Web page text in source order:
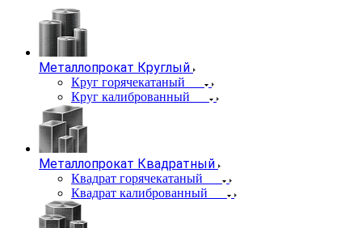
Металлопрокат Круглый
Круг горячекатаный
Круг калиброванный
Металлопрокат Квадратный
Квадрат горячекатаный
Квадрат калиброванный